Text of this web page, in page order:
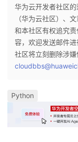
华为云开发者社区
（华为云社区）、
和本社区有权追究
容，欢迎发送邮件
社区将立刻删除涉嫌
Python